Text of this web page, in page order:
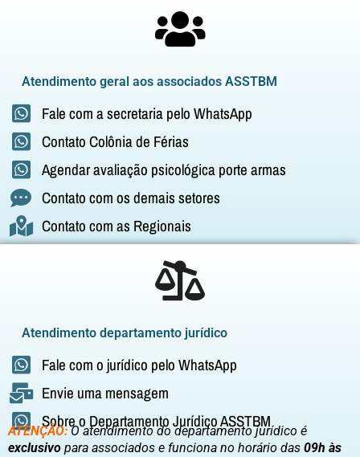
Atendimento geral aos associados ASSTBM
Fale com a secretaria pelo WhatsApp
Contato Colônia de Férias
Agendar avaliação psicológica porte armas
Contato com os demais setores
Contato com as Regionais
Atendimento departamento jurídico
Fale com o jurídico pelo WhatsApp
Envie uma mensagem
Sobre o Departamento Jurídico ASSTBM
ATENÇÃO: O atendimento do departamento jurídico é
exclusivo para associados e funciona no horário das 09h às